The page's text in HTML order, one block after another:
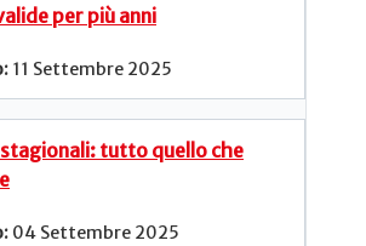
per più anni
11 Settembre 2025
tutto quello che
04 Settembre 2025